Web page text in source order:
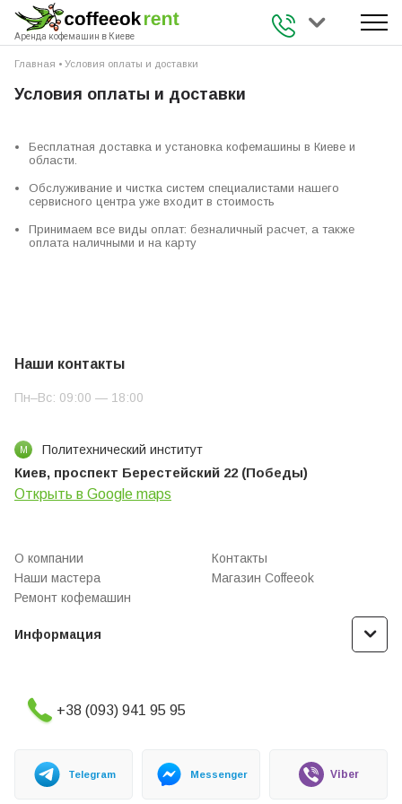
Аренда кофемашин в Киеве
+38 (093) 941
Главная • Условия оплаты и доставки
Условия оплаты и доставки
Бесплатная доставка и установка кофемашины в Киеве и
области.
Обслуживание и чистка систем специалистами нашего
сервисного центра уже входит в стоимость
Принимаем все виды оплат: безналичный расчет, а также
оплата наличными и на карту
Наши контакты
Пн–Вс: 09:00 — 18:00
М Политехнический институт
Киев, проспект Берестейский 22 (Победы)
Открыть в Google maps
О компании
Контакты
Наши мастера
Магазин Coffeeok
Ремонт кофемашин
Информация
+38 (093) 941 95 95
Telegram Messenger Viber